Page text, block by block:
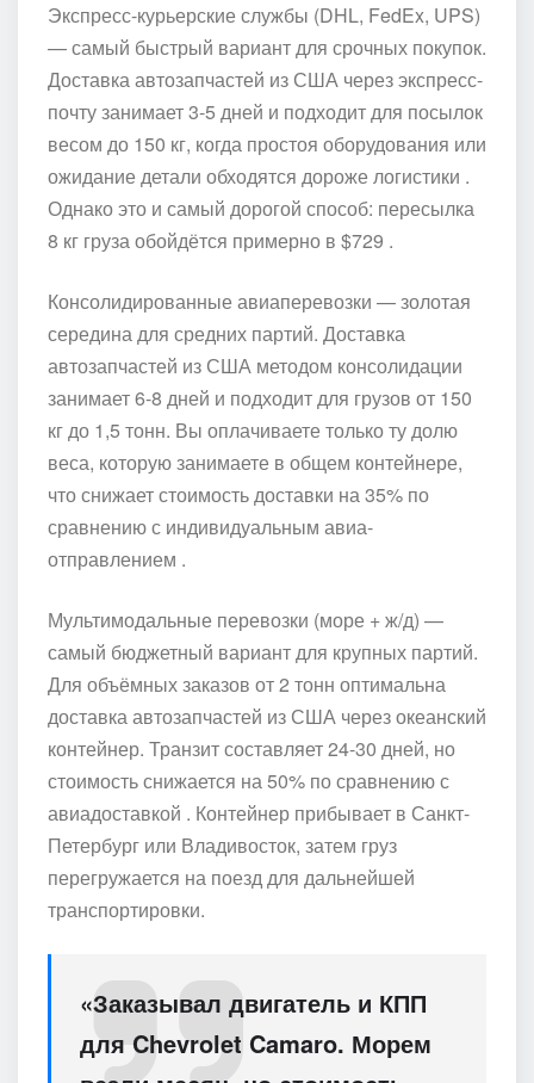
Экспресс-курьерские службы (DHL, FedEx, UPS)
— самый быстрый вариант для срочных покупок.
Доставка автозапчастей из США через экспресс-
почту занимает 3-5 дней и подходит для посылок
весом до 150 кг, когда простоя оборудования или
ожидание детали обходятся дороже логистики .
Однако это и самый дорогой способ: пересылка
8 кг груза обойдётся примерно в $729 .
Консолидированные авиаперевозки — золотая
середина для средних партий. Доставка
автозапчастей из США методом консолидации
занимает 6-8 дней и подходит для грузов от 150
кг до 1,5 тонн. Вы оплачиваете только ту долю
веса, которую занимаете в общем контейнере,
что снижает стоимость доставки на 35% по
сравнению с индивидуальным авиа-
отправлением .
Мультимодальные перевозки (море + ж/д) —
самый бюджетный вариант для крупных партий.
Для объёмных заказов от 2 тонн оптимальна
доставка автозапчастей из США через океанский
контейнер. Транзит составляет 24-30 дней, но
стоимость снижается на 50% по сравнению с
авиадоставкой . Контейнер прибывает в Санкт-
Петербург или Владивосток, затем груз
перегружается на поезд для дальнейшей
транспортировки.
«Заказывал двигатель и КПП
для Chevrolet Camaro. Морем